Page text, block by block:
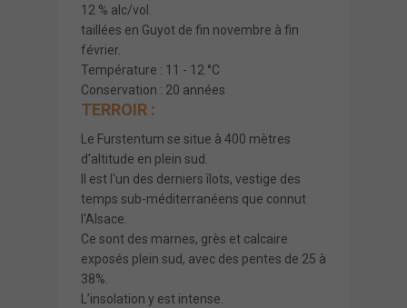
12 % alc/vol.
taillées en Guyot de fin novembre à fin
février.
Température : 11 - 12 °C
Conservation : 20 années
TERROIR :
Le Furstentum se situe à 400 mètres
d'altitude en plein sud.
Il est l'un des derniers îlots, vestige des
temps sub-méditerranéens que connut
l'Alsace.
Ce sont des marnes, grès et calcaire
exposés plein sud, avec des pentes de 25 à
38%.
L’insolation y est intense.